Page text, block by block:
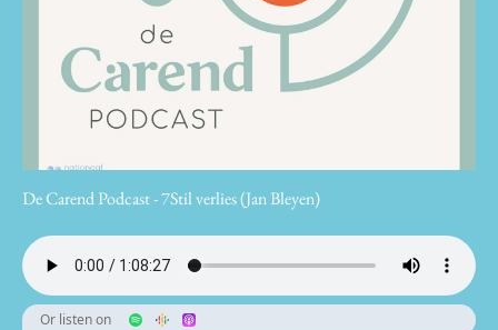
De Carend Podcast - 7Stil verlies (Jan Bleyen)
Or listen on